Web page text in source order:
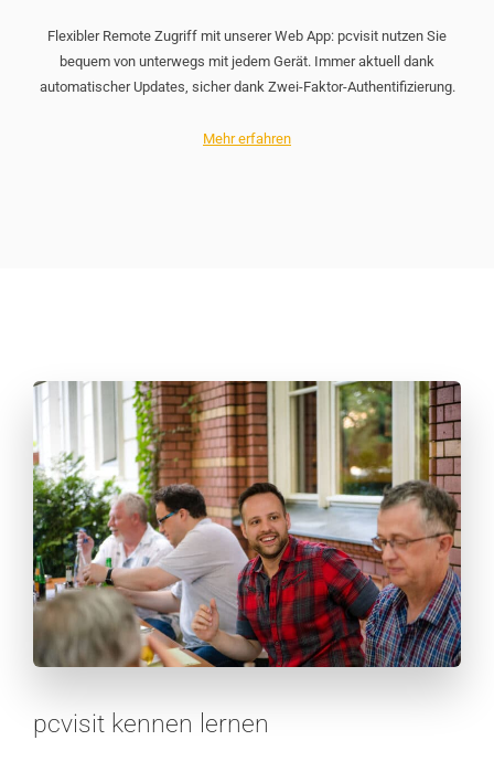
Flexibler Remote Zugriff mit unserer Web App: pcvisit nutzen Sie
bequem von unterwegs mit jedem Gerät. Immer aktuell dank
automatischer Updates, sicher dank Zwei-Faktor-Authentifizierung.
Mehr erfahren
pcvisit kennen lernen